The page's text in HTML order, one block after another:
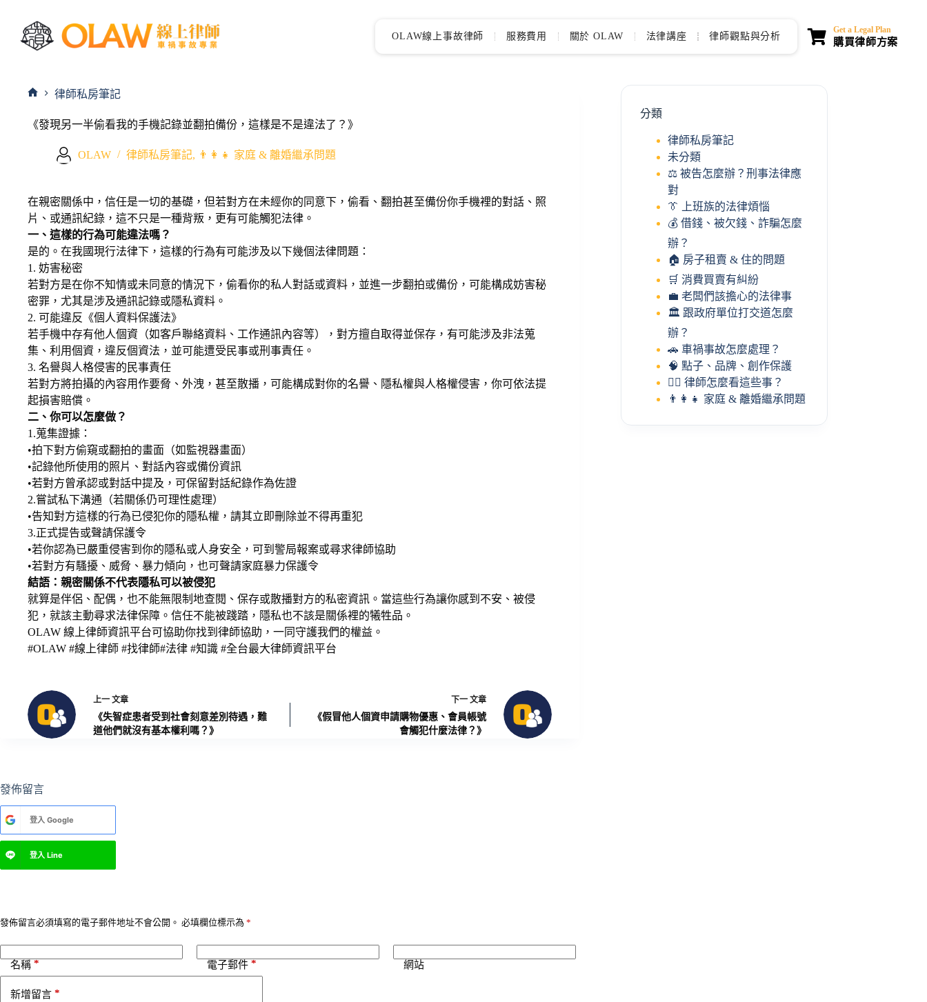
OLAW線上事故律師 服務費用 關於 OLAW 法律講座 律師觀點與分析
Get a Legal Plan
購買律師方案
律師私房筆記
《發現另一半偷看我的手機記錄並翻拍備份，這樣是不是違法了？》
OLAW 律師私房筆記, 👨‍👩‍👧 家庭 & 離婚繼承問題
在親密關係中，信任是一切的基礎，但若對方在未經你的同意下，偷看、翻拍甚至備份你手機裡的對話、照
片、或通訊紀錄，這不只是一種背叛，更有可能觸犯法律。
一、這樣的行為可能違法嗎？
是的。在我國現行法律下，這樣的行為有可能涉及以下幾個法律問題：
1. 妨害秘密
若對方是在你不知情或未同意的情況下，偷看你的私人對話或資料，並進一步翻拍或備份，可能構成妨害秘
密罪，尤其是涉及通訊記錄或隱私資料。
2. 可能違反《個人資料保護法》
若手機中存有他人個資（如客戶聯絡資料、工作通訊內容等），對方擅自取得並保存，有可能涉及非法蒐
集、利用個資，違反個資法，並可能遭受民事或刑事責任。
3. 名譽與人格侵害的民事責任
若對方將拍攝的內容用作要脅、外洩，甚至散播，可能構成對你的名譽、隱私權與人格權侵害，你可依法提
起損害賠償。
二、你可以怎麼做？
1.蒐集證據：
•拍下對方偷窺或翻拍的畫面（如監視器畫面）
•記錄他所使用的照片、對話內容或備份資訊
•若對方曾承認或對話中提及，可保留對話紀錄作為佐證
2.嘗試私下溝通（若關係仍可理性處理）
•告知對方這樣的行為已侵犯你的隱私權，請其立即刪除並不得再重犯
3.正式提告或聲請保護令
•若你認為已嚴重侵害到你的隱私或人身安全，可到警局報案或尋求律師協助
•若對方有騷擾、威脅、暴力傾向，也可聲請家庭暴力保護令
結語：親密關係不代表隱私可以被侵犯
就算是伴侶、配偶，也不能無限制地查閱、保存或散播對方的私密資訊。當這些行為讓你感到不安、被侵
犯，就該主動尋求法律保障。信任不能被踐踏，隱私也不該是關係裡的犧牲品。
OLAW 線上律師資訊平台可協助你找到律師協助，一同守護我們的權益。
#OLAW #線上律師 #找律師#法律 #知識 #全台最大律師資訊平台
上一 文章
《失智症患者受到社會刻意差別待遇，難
道他們就沒有基本權利嗎？》
下一 文章
《假冒他人個資申請購物優惠、會員帳號
會觸犯什麼法律？》
分類
律師私房筆記
未分類
⚖️ 被告怎麼辦？刑事法律應
對
👔 上班族的法律煩惱
💰 借錢、被欠錢、詐騙怎麼
辦？
🏠 房子租賣 & 住的問題
🛒 消費買賣有糾紛
💼 老闆們該擔心的法律事
🏛️ 跟政府單位打交道怎麼
辦？
🚗 車禍事故怎麼處理？
🧠 點子、品牌、創作保護
🧑‍⚖️ 律師怎麼看這些事？
👨‍👩‍👧 家庭 & 離婚繼承問題
發佈留言
登入 Google
登入 Line
發佈留言必須填寫的電子郵件地址不會公開。 必填欄位標示為 *
名稱 * 電子郵件 * 網站
新增留言 *
A
t
n
v
: